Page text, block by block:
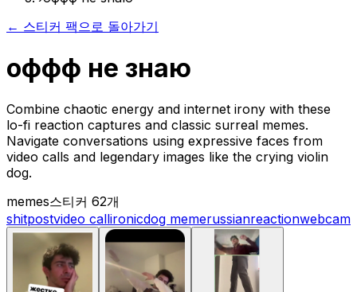
← 스티커 팩으로 돌아가기
оффф не знаю
Combine chaotic energy and internet irony with these
lo-fi reaction captures and classic surreal memes.
Navigate conversations using expressive faces from
video calls and legendary images like the crying violin
dog.
memes스티커 62개
shitpostvideo callironicdog memerussianreactionwebcam